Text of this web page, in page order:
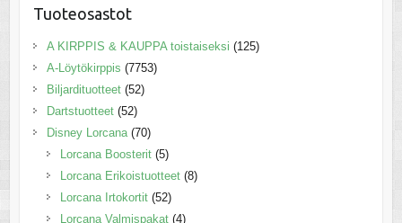
Tuoteosastot
A KIRPPIS & KAUPPA toistaiseksi (125)
A-Löytökirppis (7753)
Biljardituotteet (52)
Dartstuotteet (52)
Disney Lorcana (70)
Lorcana Boosterit (5)
Lorcana Erikoistuotteet (8)
Lorcana Irtokortit (52)
Lorcana Valmispakat (4)